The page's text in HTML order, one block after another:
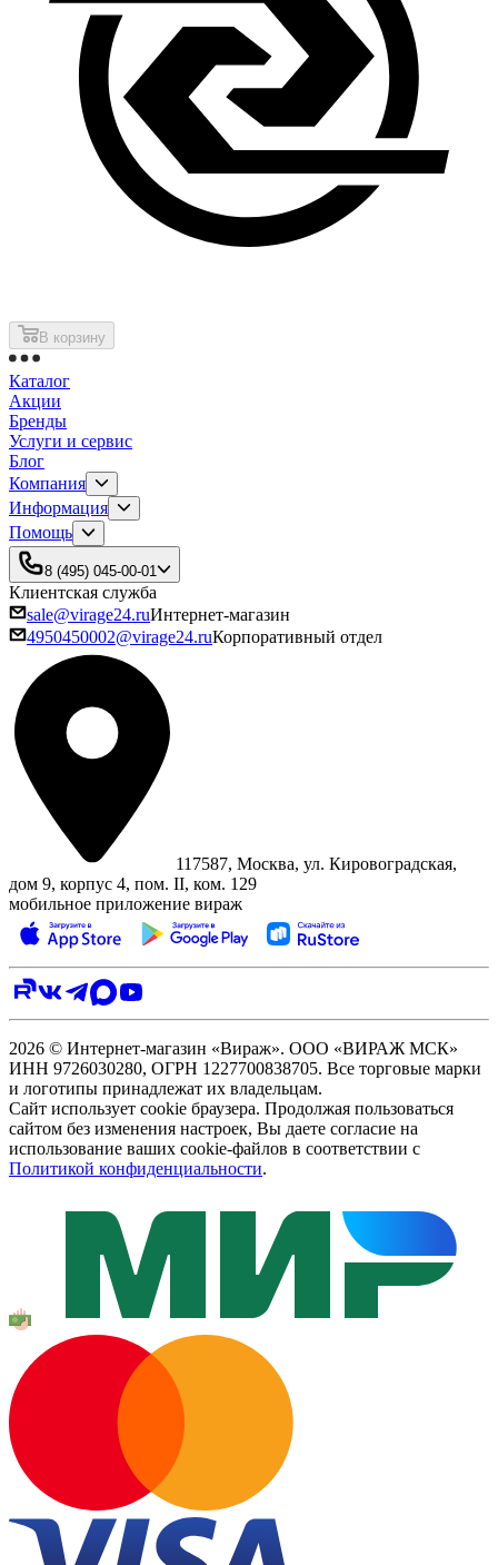
В корзину
Каталог
Акции
Бренды
Услуги и сервис
Блог
Компания
Информация
Помощь
8 (495) 045-00-01
Клиентская служба
sale@virage24.ruИнтернет-магазин
4950450002@virage24.ruКорпоративный отдел
117587, Москва, ул. Кировоградская,
дом 9, корпус 4, пом. II, ком. 129
мобильное приложение вираж
2026 © Интернет-магазин «Вираж». ООО «ВИРАЖ МСК»
ИНН 9726030280, ОГРН 1227700838705. Все торговые марки
и логотипы принадлежат их владельцам.
Сайт использует cookie браузера. Продолжая пользоваться
сайтом без изменения настроек, Вы даете согласие на
использование ваших cookie-файлов в соответствии с
Политикой конфиденциальности.